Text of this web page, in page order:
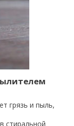
грязь и пыль,
стиральной